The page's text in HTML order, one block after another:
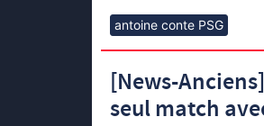
antoine conte PSG
[News-
seul match